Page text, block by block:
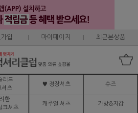
입 마이페이지 최근본상품
리드
셔츠
♥ 정장셔츠 슈즈
한
크셔츠
캐주얼 셔츠 가방&지갑